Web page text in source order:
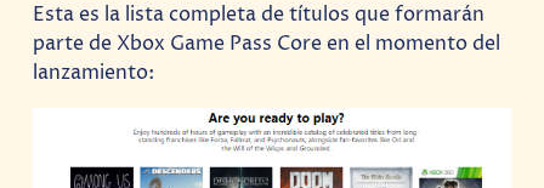
Esta es la lista completa de títulos que formarán
parte de Xbox Game Pass Core en el momento del
lanzamiento: